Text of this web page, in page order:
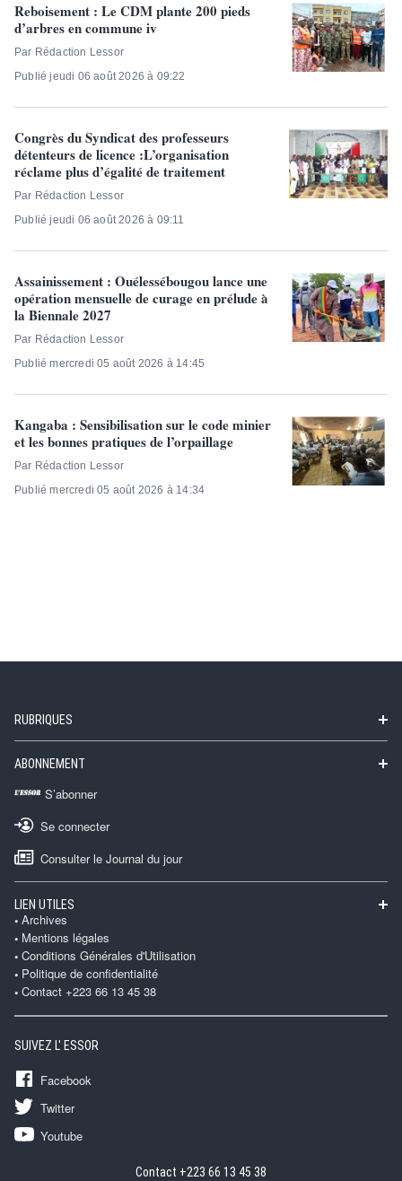
Reboisement : Le CDM plante 200 pieds
d’arbres en commune iv
Par Rédaction Lessor
Publié jeudi 06 août 2026 à 09:22
Congrès du Syndicat des professeurs
détenteurs de licence :L’organisation
réclame plus d’égalité de traitement
Par Rédaction Lessor
Publié jeudi 06 août 2026 à 09:11
Assainissement : Ouélessébougou lance une
opération mensuelle de curage en prélude à
la Biennale 2027
Par Rédaction Lessor
Publié mercredi 05 août 2026 à 14:45
Kangaba : Sensibilisation sur le code minier
et les bonnes pratiques de l’orpaillage
Par Rédaction Lessor
Publié mercredi 05 août 2026 à 14:34
RUBRIQUES
ABONNEMENT
S’abonner
Se connecter
Consulter le Journal du jour
LIEN UTILES
Archives
Mentions légales
Conditions Générales d'Utilisation
Politique de confidentialité
Contact +223 66 13 45 38
SUIVEZ L' ESSOR
Facebook
Twitter
Youtube
Contact +223 66 13 45 38